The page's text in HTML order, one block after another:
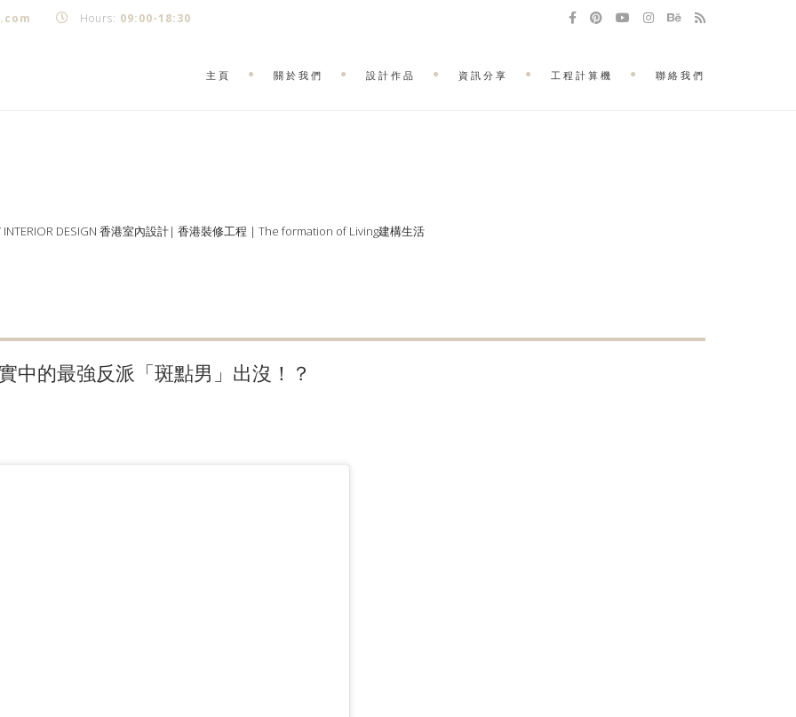
Hours: 09:00-18:30
主頁 關於我們 設計作品 資訊分享 工程計算機 聯絡我們
INTERIOR DESIGN 香港室內設計| 香港裝修工程 | The formation of Living建構生活
中的最強反派「斑點男」出沒！？